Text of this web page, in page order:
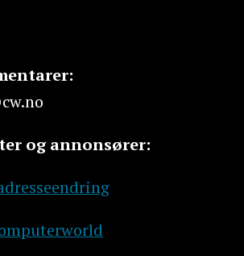
og annonsører: